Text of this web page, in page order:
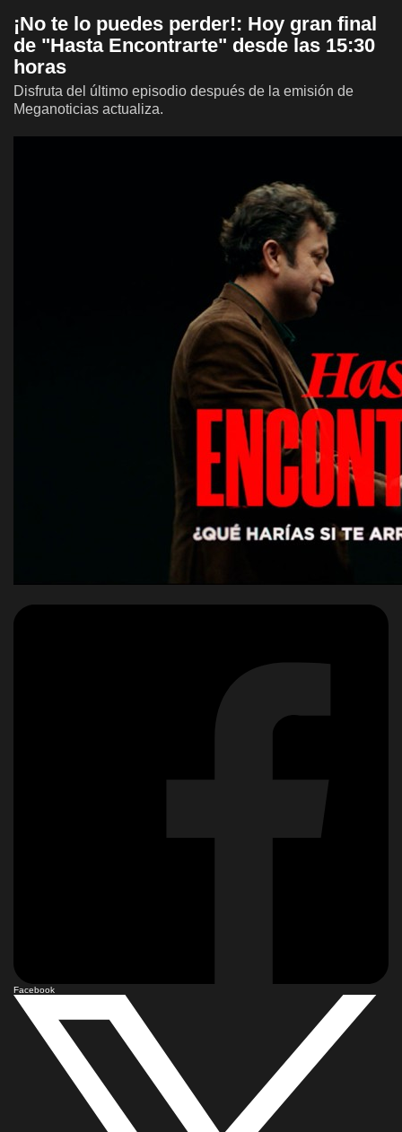
¡No te lo puedes perder!: Hoy gran final
de "Hasta Encontrarte" desde las 15:30
horas
Disfruta del último episodio después de la emisión de
Meganoticias actualiza.
Facebook